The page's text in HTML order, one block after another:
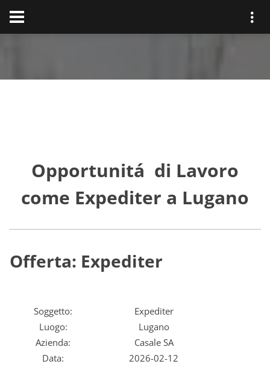
Opportunitá di Lavoro
come Expediter a Lugano
Offerta: Expediter
Soggetto:
Expediter
Luogo:
Lugano
Azienda:
Casale SA
Data:
2026-02-12